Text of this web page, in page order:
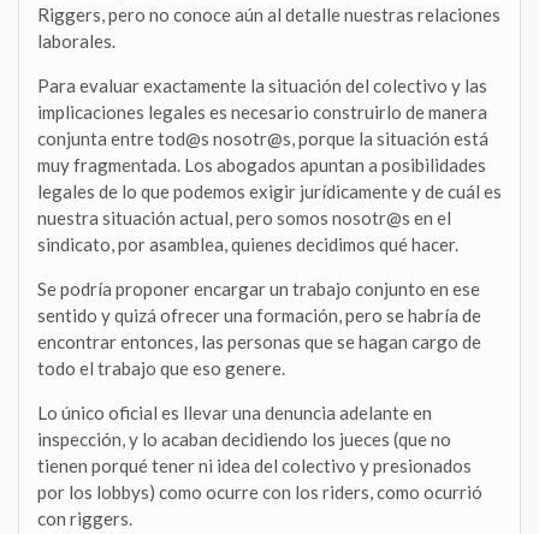
Riggers, pero no conoce aún al detalle nuestras relaciones
laborales.
Para evaluar exactamente la situación del colectivo y las
implicaciones legales es necesario construirlo de manera
conjunta entre tod@s nosotr@s, porque la situación está
muy fragmentada. Los abogados apuntan a posibilidades
legales de lo que podemos exigir jurídicamente y de cuál es
nuestra situación actual, pero somos nosotr@s en el
sindicato, por asamblea, quienes decidimos qué hacer.
Se podría proponer encargar un trabajo conjunto en ese
sentido y quizá ofrecer una formación, pero se habría de
encontrar entonces, las personas que se hagan cargo de
todo el trabajo que eso genere.
Lo único oficial es llevar una denuncia adelante en
inspección, y lo acaban decidiendo los jueces (que no
tienen porqué tener ni idea del colectivo y presionados
por los lobbys) como ocurre con los riders, como ocurrió
con riggers.